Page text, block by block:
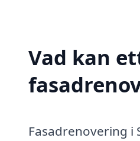
Vad kan
Fasadrenovering i